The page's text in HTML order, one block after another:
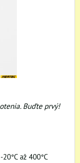
Buďte prvý!
až 400°C